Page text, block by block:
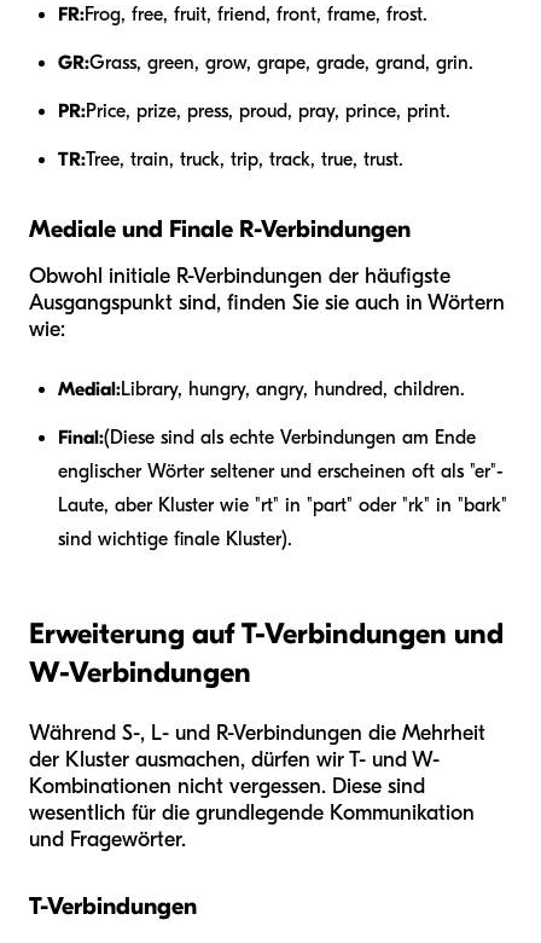
FR:Frog, free, fruit, friend, front, frame, frost.
GR:Grass, green, grow, grape, grade, grand, grin.
PR:Price, prize, press, proud, pray, prince, print.
TR:Tree, train, truck, trip, track, true, trust.
Mediale und Finale R-Verbindungen
Obwohl initiale R-Verbindungen der häufigste
Ausgangspunkt sind, finden Sie sie auch in Wörtern
wie:
Medial:Library, hungry, angry, hundred, children.
Final:(Diese sind als echte Verbindungen am Ende
englischer Wörter seltener und erscheinen oft als "er"-
Laute, aber Kluster wie "rt" in "part" oder "rk" in "bark"
sind wichtige finale Kluster).
Erweiterung auf T-Verbindungen und
W-Verbindungen
Während S-, L- und R-Verbindungen die Mehrheit
der Kluster ausmachen, dürfen wir T- und W-
Kombinationen nicht vergessen. Diese sind
wesentlich für die grundlegende Kommunikation
und Fragewörter.
T-Verbindungen